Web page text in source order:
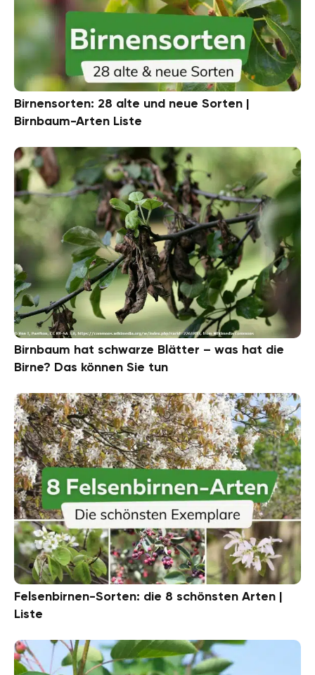
Birnensorten: 28 alte und neue Sorten |
Birnbaum-Arten Liste
Birnbaum hat schwarze Blätter – was hat die
Birne? Das können Sie tun
Felsenbirnen-Sorten: die 8 schönsten Arten |
Liste